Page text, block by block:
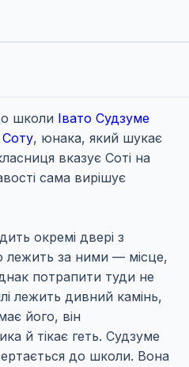
школи Івато Судзуме
, юнака, який шукає
вказує Соті на
сама вирішує
окремі двері з
лежить за ними — місце,
потрапити туди не
лежить дивний камінь,
його, він
й тікає геть. Судзуме
до школи. Вона